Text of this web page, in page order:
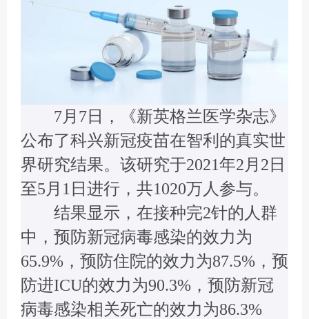
7月7日，《新英格兰医学杂志》
公布了科兴新冠疫苗在智利的真实世
界研究结果。该研究于2021年2月2日
至5月1日进行，共1020万人参与。
结果显示，在接种完2针的人群
中，预防新冠病毒感染的效力为
65.9%，预防住院的效力为87.5%，预
防进ICU的效力为90.3%，预防新冠
病毒感染相关死亡的效力为86.3%